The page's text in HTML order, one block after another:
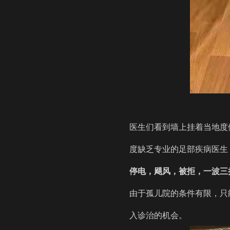
医生们看到墙上挂着当地
度缺乏专业的足部疾病医
停电，飓风，被拒，一波三
由于孤儿院的条件有限，
入诊治的机会。